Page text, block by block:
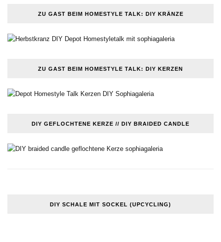
ZU GAST BEIM HOMESTYLE TALK: DIY KRÄNZE
ZU GAST BEIM HOMESTYLE TALK: DIY KERZEN
DIY GEFLOCHTENE KERZE // DIY BRAIDED CANDLE
DIY SCHALE MIT SOCKEL (UPCYCLING)